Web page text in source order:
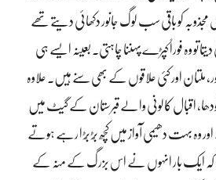
کو باقی سب لوگ جانور دکھائی دیتے تھے
دیتا تو وہ فوراً کپڑے پہننا چاہتی۔ بعینہ ایسے ہی
ملتان اور کئی علاقوں کے بھی سنے ہیں۔ علاوہ
اقبال کالونی والے قبرستان کے گیٹ میں
وہ بہت دھیمی آواز میں کچھ بُڑبُڑا رہے ہوتے
کہ ایک بار انہوں نے اس بزرگ کے منہ کے